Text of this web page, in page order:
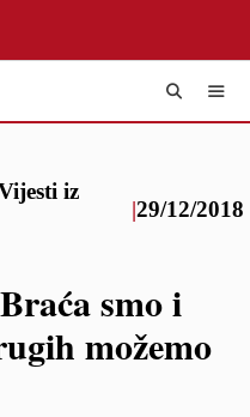
iz
|29/12/2018
smo i
možemo